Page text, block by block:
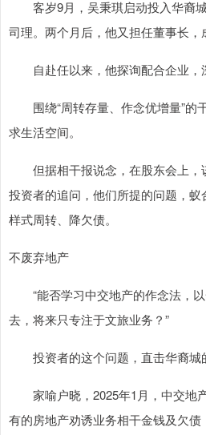
客岁9月，吴秉琪启动投入华裔
司理。两个月后，他又担任董事长，
自赴任以来，他探询配合企业，
围绕“周转存量、作念优增量”的
求生活空间。
但据相干报说念，在股东会上，
投资者的追问，他们所提的问题，蚁
样式周转、降欠债。
不废弃地产
“能否学习中交地产的作念法，以
去，将来只专注于文旅业务？”
投资者的这个问题，直击华裔城
家喻户晓，2025年1月，中交地
有的房地产劝诱业务相干金钱及欠